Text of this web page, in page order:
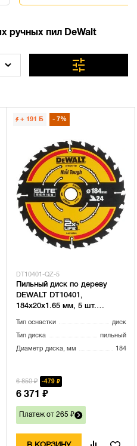
ручных пил DeWalt
+ 191 Б 7%
DT10401-QZ-5
Пильный диск по дереву
DEWALT DT10401,
184х20х1.65 мм, 5 шт.
Тип оснастки диск
Тип диска пильный
Диаметр диска, мм 184
6 850 ₽ 479 ₽
6 371 ₽
Платеж от 265 ₽